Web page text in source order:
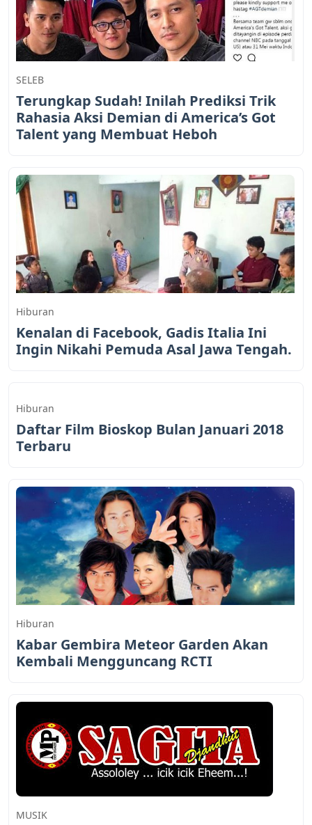
SELEB
Terungkap Sudah! Inilah Prediksi Trik
Rahasia Aksi Demian di America’s Got
Talent yang Membuat Heboh
Hiburan
Kenalan di Facebook, Gadis Italia Ini
Ingin Nikahi Pemuda Asal Jawa Tengah.
Hiburan
Daftar Film Bioskop Bulan Januari 2018
Terbaru
Hiburan
Kabar Gembira Meteor Garden Akan
Kembali Mengguncang RCTI
MUSIK